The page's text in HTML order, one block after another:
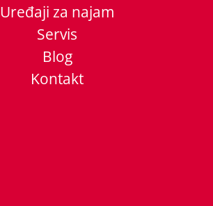
Uređaji za najam
Servis
Blog
Kontakt